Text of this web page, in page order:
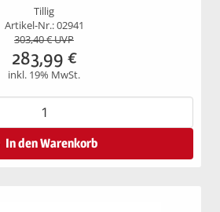
Tillig
Artikel-Nr.: 02941
303,40€ UVP
283,99 €
inkl. 19% MwSt.
In den Warenkorb